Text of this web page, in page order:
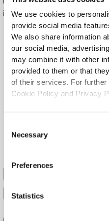
We use cookies to
provide social media
We also share information
our social media,
may combine it with other
provided to them or that
of their services. For
Cookie Policy and Privacy
Selection
Necessary
Preferences
Statistics
investieren zu müssen.
KUBERNETES-
PLATTFORM